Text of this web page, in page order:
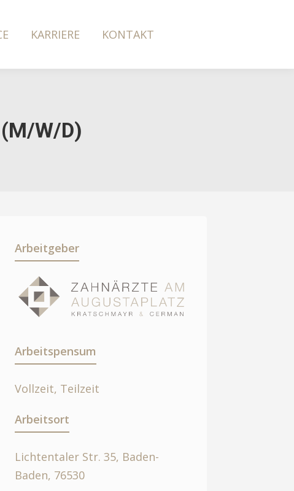
KARRIERE KONTAKT
W/D)
Arbeitgeber
Arbeitspensum
Vollzeit, Teilzeit
Arbeitsort
Lichtentaler Str. 35, Baden-
Baden, 76530